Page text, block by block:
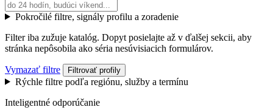
Pokročilé filtre, signály profilu a zoradenie
Filter iba zužuje katalóg. Dopyt posielajte až v ďalšej sekcii, aby
stránka nepôsobila ako séria nesúvisiacich formulárov.
Vymazať filtre Filtrovať profily
Rýchle filtre podľa regiónu, služby a termínu
Inteligentné odporúčanie